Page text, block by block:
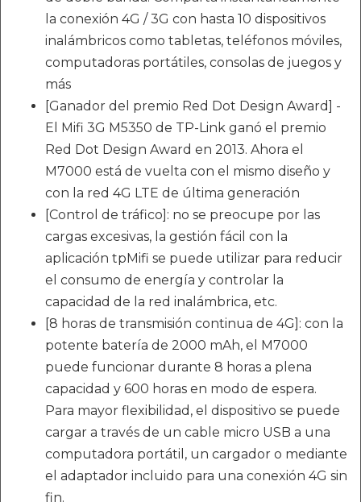
la conexión 4G / 3G con hasta 10 dispositivos
inalámbricos como tabletas, teléfonos móviles,
computadoras portátiles, consolas de juegos y
más
[Ganador del premio Red Dot Design Award] -
El Mifi 3G M5350 de TP-Link ganó el premio
Red Dot Design Award en 2013. Ahora el
M7000 está de vuelta con el mismo diseño y
con la red 4G LTE de última generación
[Control de tráfico]: no se preocupe por las
cargas excesivas, la gestión fácil con la
aplicación tpMifi se puede utilizar para reducir
el consumo de energía y controlar la
capacidad de la red inalámbrica, etc.
[8 horas de transmisión continua de 4G]: con la
potente batería de 2000 mAh, el M7000
puede funcionar durante 8 horas a plena
capacidad y 600 horas en modo de espera.
Para mayor flexibilidad, el dispositivo se puede
cargar a través de un cable micro USB a una
computadora portátil, un cargador o mediante
el adaptador incluido para una conexión 4G sin
fin.